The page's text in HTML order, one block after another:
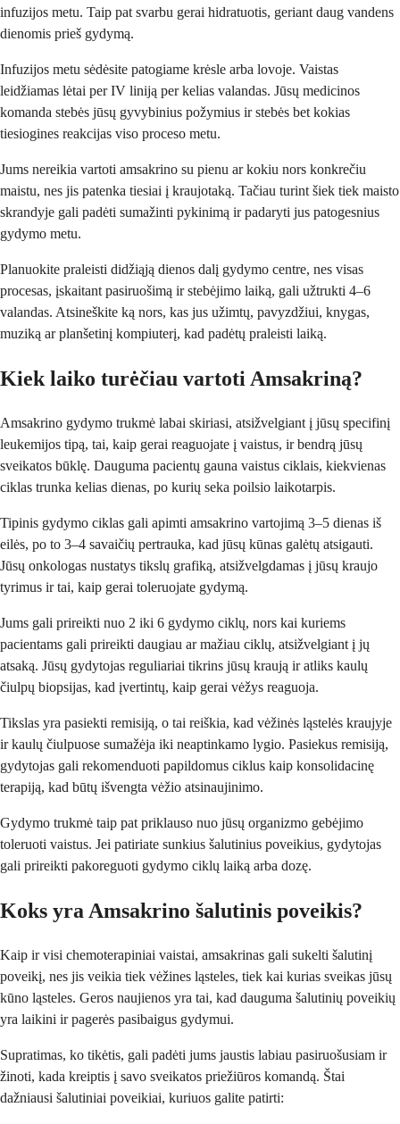
infuzijos metu. Taip pat svarbu gerai hidratuotis, geriant daug vandens
dienomis prieš gydymą.
Infuzijos metu sėdėsite patogiame krėsle arba lovoje. Vaistas
leidžiamas lėtai per IV liniją per kelias valandas. Jūsų medicinos
komanda stebės jūsų gyvybinius požymius ir stebės bet kokias
tiesiogines reakcijas viso proceso metu.
Jums nereikia vartoti amsakrino su pienu ar kokiu nors konkrečiu
maistu, nes jis patenka tiesiai į kraujotaką. Tačiau turint šiek tiek maisto
skrandyje gali padėti sumažinti pykinimą ir padaryti jus patogesnius
gydymo metu.
Planuokite praleisti didžiąją dienos dalį gydymo centre, nes visas
procesas, įskaitant pasiruošimą ir stebėjimo laiką, gali užtrukti 4–6
valandas. Atsineškite ką nors, kas jus užimtų, pavyzdžiui, knygas,
muziką ar planšetinį kompiuterį, kad padėtų praleisti laiką.
Kiek laiko turėčiau vartoti Amsakriną?
Amsakrino gydymo trukmė labai skiriasi, atsižvelgiant į jūsų specifinį
leukemijos tipą, tai, kaip gerai reaguojate į vaistus, ir bendrą jūsų
sveikatos būklę. Dauguma pacientų gauna vaistus ciklais, kiekvienas
ciklas trunka kelias dienas, po kurių seka poilsio laikotarpis.
Tipinis gydymo ciklas gali apimti amsakrino vartojimą 3–5 dienas iš
eilės, po to 3–4 savaičių pertrauka, kad jūsų kūnas galėtų atsigauti.
Jūsų onkologas nustatys tikslų grafiką, atsižvelgdamas į jūsų kraujo
tyrimus ir tai, kaip gerai toleruojate gydymą.
Jums gali prireikti nuo 2 iki 6 gydymo ciklų, nors kai kuriems
pacientams gali prireikti daugiau ar mažiau ciklų, atsižvelgiant į jų
atsaką. Jūsų gydytojas reguliariai tikrins jūsų kraują ir atliks kaulų
čiulpų biopsijas, kad įvertintų, kaip gerai vėžys reaguoja.
Tikslas yra pasiekti remisiją, o tai reiškia, kad vėžinės ląstelės kraujyje
ir kaulų čiulpuose sumažėja iki neaptinkamo lygio. Pasiekus remisiją,
gydytojas gali rekomenduoti papildomus ciklus kaip konsolidacinę
terapiją, kad būtų išvengta vėžio atsinaujinimo.
Gydymo trukmė taip pat priklauso nuo jūsų organizmo gebėjimo
toleruoti vaistus. Jei patiriate sunkius šalutinius poveikius, gydytojas
gali prireikti pakoreguoti gydymo ciklų laiką arba dozę.
Koks yra Amsakrino šalutinis poveikis?
Kaip ir visi chemoterapiniai vaistai, amsakrinas gali sukelti šalutinį
poveikį, nes jis veikia tiek vėžines ląsteles, tiek kai kurias sveikas jūsų
kūno ląsteles. Geros naujienos yra tai, kad dauguma šalutinių poveikių
yra laikini ir pagerės pasibaigus gydymui.
Supratimas, ko tikėtis, gali padėti jums jaustis labiau pasiruošusiam ir
žinoti, kada kreiptis į savo sveikatos priežiūros komandą. Štai
dažniausi šalutiniai poveikiai, kuriuos galite patirti: